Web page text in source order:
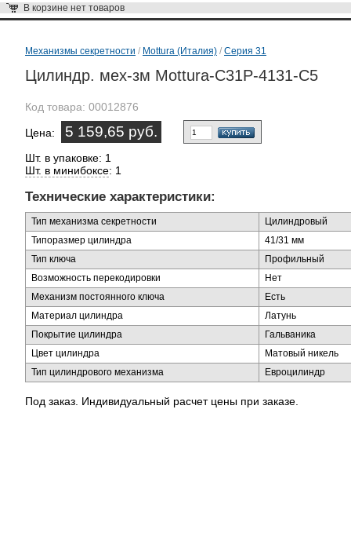
В корзине нет товаров
Механизмы секретности / Mottura (Италия) / Серия 31
Цилиндр. мех-зм Mottura-C31P-4131-C5
Код товара: 00012876
Цена: 5 159,65 руб.
Шт. в упаковке: 1
Шт. в минибоксе: 1
Технические характеристики:
Тип механизма секретности
Цилиндровый
Типоразмер цилиндра
41/31 мм
Тип ключа
Профильный
Возможность перекодировки
Нет
Механизм постоянного ключа
Есть
Материал цилиндра
Латунь
Покрытие цилиндра
Гальваника
Цвет цилиндра
Матовый никель
Тип цилиндрового механизма
Евроцилиндр
Под заказ. Индивидуальный расчет цены при заказе.